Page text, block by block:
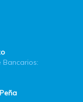
Bancarios: